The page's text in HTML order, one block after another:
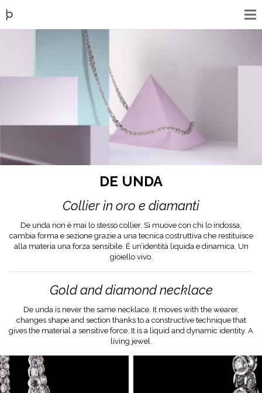
DE UNDA
Collier in oro e diamanti
De unda non è mai lo stesso collier. Si muove con chi lo indossa,
cambia forma e sezione grazie a una tecnica costruttiva che restituisce
alla materia una forza sensibile. È un’identità liquida e dinamica. Un
gioiello vivo.
Gold and diamond necklace
De unda is never the same necklace. It moves with the wearer,
changes shape and section thanks to a constructive technique that
gives the material a sensitive force. It is a liquid and dynamic identity. A
living jewel.